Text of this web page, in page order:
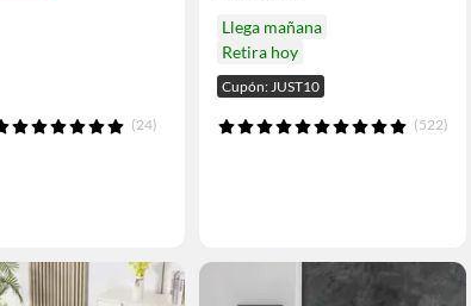
(24)
Llega mañana
Retira hoy
Cupón: JUST10
(522)